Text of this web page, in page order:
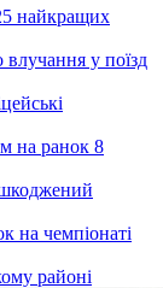
найкращих
у поїзд
на ранок 8
на чемпіонаті
районі